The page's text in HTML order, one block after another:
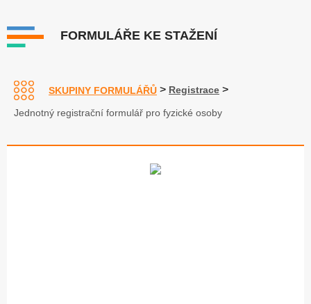
FORMULÁŘE KE STAŽENÍ
SKUPINY FORMULÁŘŮ > Registrace >
Jednotný registrační formulář pro fyzické osoby